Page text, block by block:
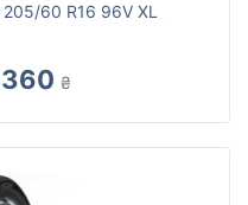
60 R16 96V XL
₴